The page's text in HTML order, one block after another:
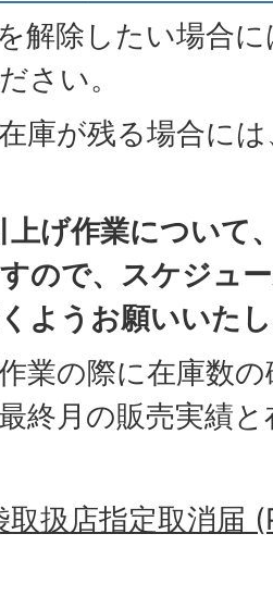
解除したい場合
さい。
庫が残る場合に
上げ作業について
ので、スケジュ
ようお願いいた
業の際に在庫数
終月の販売実績
取扱店指定取消届